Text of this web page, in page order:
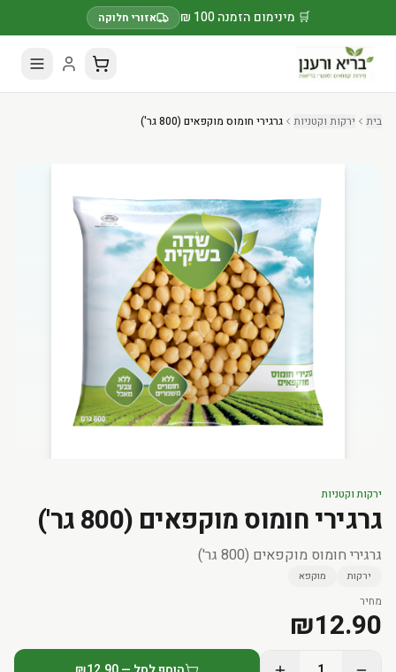
🛒 מינימום הזמנה 100 ₪ אזורי חלוקה
בית ירקות וקטניות גרגירי חומוס מוקפאים (800 גר')
ירקות וקטניות
גרגירי חומוס מוקפאים (800 גר')
גרגירי חומוס מוקפאים (800 גר')
ירקות מוקפא
מחיר
₪12.90